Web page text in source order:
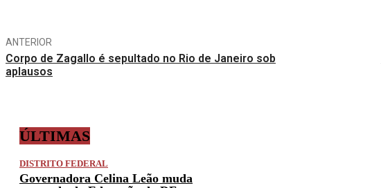
ANTERIOR
Corpo de Zagallo é sepultado no Rio de Janeiro sob
aplausos
ÚLTIMAS
DISTRITO FEDERAL
Governadora Celina Leão muda